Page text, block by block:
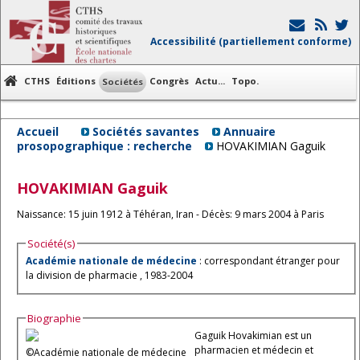
Accessibilité (partiellement conforme)
CTHS Éditions Sociétés Congrès Actu... Topo.
Accueil Sociétés savantes
Annuaire
prosopographique : recherche
HOVAKIMIAN Gaguik
HOVAKIMIAN Gaguik
Naissance: 15 juin 1912 à Téhéran, Iran - Décès: 9 mars 2004 à Paris
Société(s)
Académie nationale de médecine : correspondant étranger pour
la division de pharmacie , 1983-2004
Biographie
©Académie nationale de médecine
Gaguik Hovakimian est un
pharmacien et médecin et